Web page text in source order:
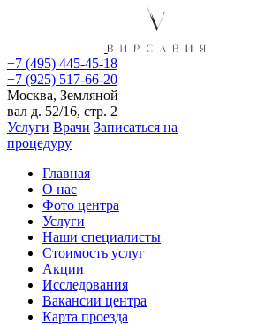
+7 (495) 445-45-18
+7 (925) 517-66-20
Москва, Земляной
вал д. 52/16, стр. 2
Услуги Врачи Записаться на
процедуру
Главная
О нас
Фото центра
Услуги
Наши специалисты
Стоимость услуг
Акции
Исследования
Вакансии центра
Карта проезда